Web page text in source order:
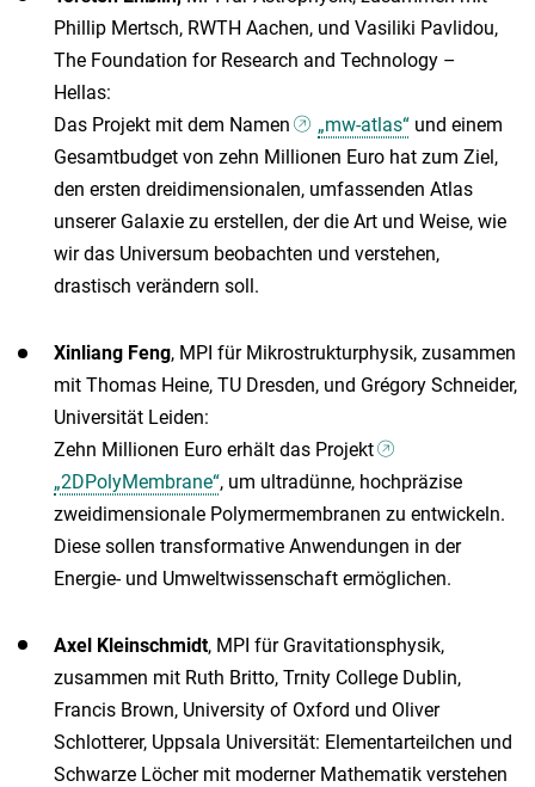
Phillip Mertsch, RWTH Aachen, und Vasiliki Pavlidou,
The Foundation for Research and Technology –
Hellas:
Das Projekt mit dem Namen
„mw-atlas“ und einem
Gesamtbudget von zehn Millionen Euro hat zum Ziel,
den ersten dreidimensionalen, umfassenden Atlas
unserer Galaxie zu erstellen, der die Art und Weise, wie
wir das Universum beobachten und verstehen,
drastisch verändern soll.
Xinliang Feng, MPI für Mikrostrukturphysik, zusammen
mit Thomas Heine, TU Dresden, und Grégory Schneider,
Universität Leiden:
Zehn Millionen Euro erhält das Projekt
„2DPolyMembrane“, um ultradünne, hochpräzise
zweidimensionale Polymermembranen zu entwickeln.
Diese sollen transformative Anwendungen in der
Energie- und Umweltwissenschaft ermöglichen.
Axel Kleinschmidt, MPI für Gravitationsphysik,
zusammen mit Ruth Britto, Trnity College Dublin,
Francis Brown, University of Oxford und Oliver
Schlotterer, Uppsala Universität: Elementarteilchen und
Schwarze Löcher mit moderner Mathematik verstehen